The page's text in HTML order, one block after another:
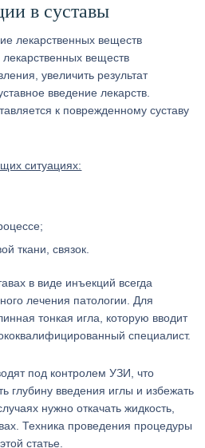
в суставы
веществ
увеличить результат
введение лекарств.
к поврежденному суставу
ситуациях:
ткани, связок.
в виде инъекций всегда
лечения патологии. Для
тонкая игла, которую вводит
специалист.
под контролем УЗИ, что
глубину введения иглы и избежать
нужно откачать жидкость,
Техника проведения процедуры
статье.